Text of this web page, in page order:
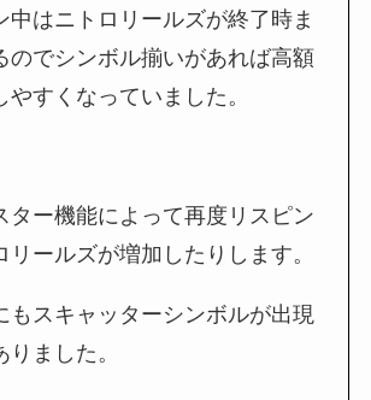
中はニトロリールズが終了時ま
のでシンボル揃いがあれば高額
やすくなっていました。
ター機能によって再度リスピン
リールズが増加したりします。
もスキャッターシンボルが出現
ました。